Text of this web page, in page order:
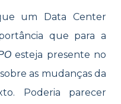
um Data Center
que para a
esteja presente no
as mudanças da
Poderia parecer